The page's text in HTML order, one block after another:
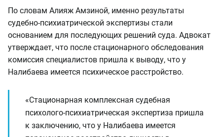
По словам Алияж Амзиной, именно результаты
судебно-психиатрической экспертизы стали
основанием для последующих решений суда. Адвокат
утверждает, что после стационарного обследования
комиссия специалистов пришла к выводу, что у
Налибаева имеется психическое расстройство.
«Стационарная комплексная судебная
психолого-психиатрическая экспертиза пришла
к заключению, что у Налибаева имеется